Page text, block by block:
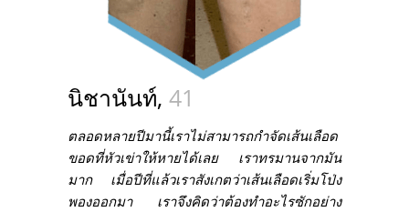
นิชานันท์, 41
ตลอดหลายปีมานี้เราไม่สามารถกำจัดเส้นเลือด
ขอดที่หัวเข่าให้หายได้เลย เราทรมานจากมัน
มาก เมื่อปีที่แล้วเราสังเกตว่าเส้นเลือดเริ่มโป่ง
พองออกมา เราจึงคิดว่าต้องทำอะไรซักอย่าง